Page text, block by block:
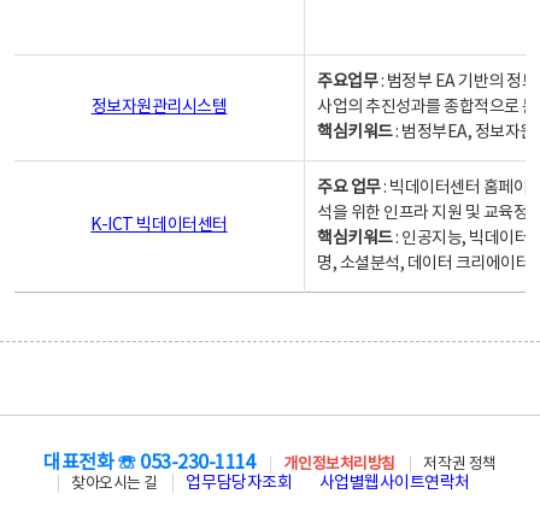
정보자원관리시스템
주요업무: 범정부 EA 기반의 정
사업의 추진성과를 종합적으로
핵심키워드: 범정부EA, 정보자
K-ICT 빅데이터센터
주요 업무: 빅데이터센터 홈페이
석을 위한 인프라 지원 및 교육정
핵심키워드: 인공지능, 빅데이터,
명, 소셜분석, 데이터 크리에이터
대표전화 ☏ 053-230-1114 개인정보처리방침
저작권 정책
찾아오시는 길
업무담당자조회 사업별웹사이트연락처